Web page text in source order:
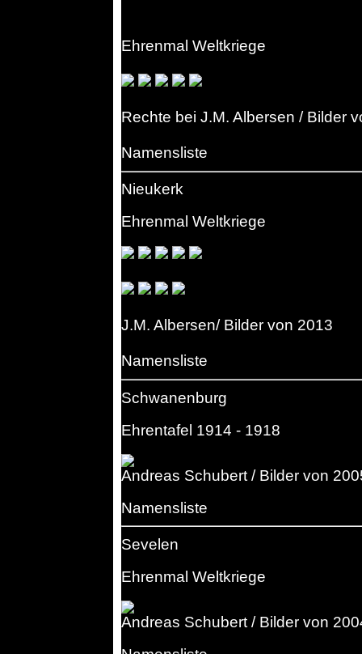
Ehrenmal Weltkriege
Rechte bei J.M. Albersen / Bilder
Namensliste
Nieukerk
Ehrenmal Weltkriege
J.M. Albersen/ Bilder von 2013
Namensliste
Schwanenburg
Ehrentafel 1914 - 1918
Andreas Schubert / Bilder von
Namensliste
Sevelen
Ehrenmal Weltkriege
Andreas Schubert / Bilder von